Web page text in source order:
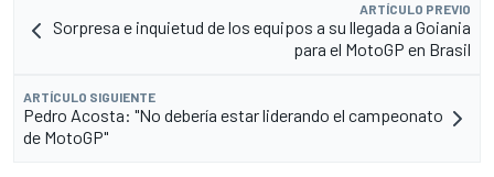
ARTÍCULO PREVIO
Sorpresa e inquietud de los equipos a su llegada a Goiania
para el MotoGP en Brasil
ARTÍCULO SIGUIENTE
Pedro Acosta: "No debería estar liderando el campeonato
de MotoGP"